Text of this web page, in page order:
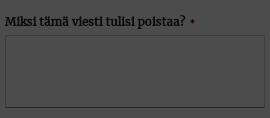
Miksi tämä viesti tulisi poistaa? *